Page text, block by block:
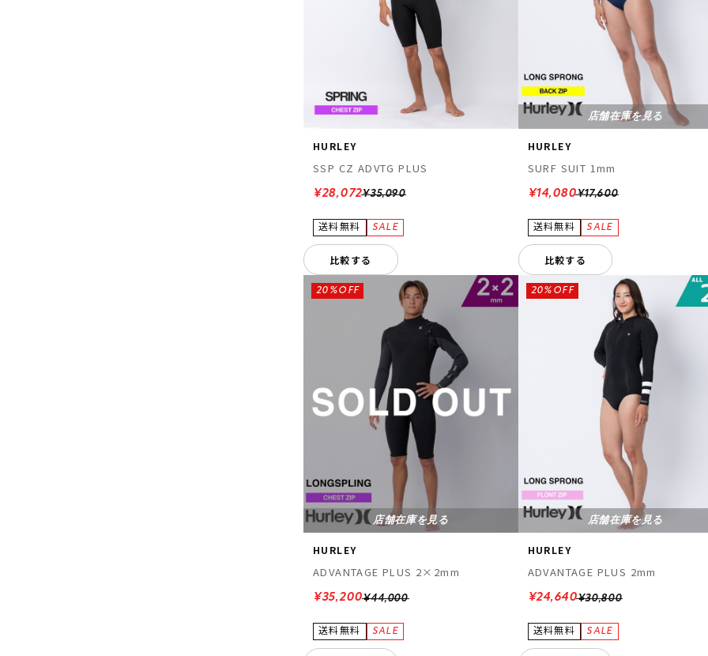
HURLEY
SSP CZ ADVTG PLUS
¥35,090
¥28,072
比較する
店舗在庫を見る
HURLEY
SURF SUIT 1mm
¥17,600
¥14,080
比較する
店舗在庫を見る
HURLEY
ADVANTAGE PLUS 2×2mm
¥44,000
20%OFF
¥35,200
店舗在庫を見る
HURLEY
ADVANTAGE PLUS 2mm
¥30,800
20%OFF
¥24,640